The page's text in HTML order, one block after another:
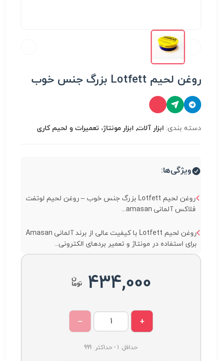
روغن لحیم Lotfett بزرگ جنس خوب
دسته بندی: ابزار آلات, ابزار مونتاژ، تعميرات و لحیم کاری
ویژگی‌ها:
روغن لحیم Lotfett بزرگ جنس خوب – روغن لحیم لوتفت
فلاکس آلمانی amasan...
روغن لحیم Lotfett با کیفیت عالی از برند آلمانی Amasan
برای استفاده در مونتاژ و تعمیر بردهای الکترونی...
434,000
+
−
حداقل: 1 - حداکثر: 999